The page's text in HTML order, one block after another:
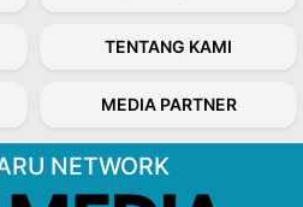
TENTANG KAMI
MEDIA PARTNER
NETWORK